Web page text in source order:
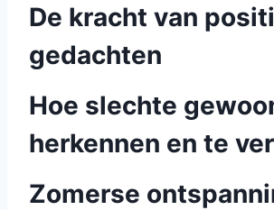
De kracht van
gedachten
Hoe slechte
herkennen en te
Zomerse